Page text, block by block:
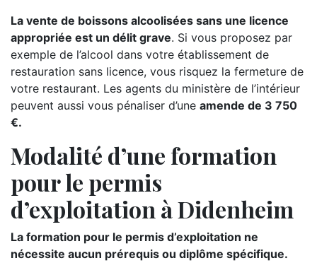
La vente de boissons alcoolisées sans une licence
appropriée est un délit grave. Si vous proposez par
exemple de l’alcool dans votre établissement de
restauration sans licence, vous risquez la fermeture de
votre restaurant. Les agents du ministère de l’intérieur
peuvent aussi vous pénaliser d’une amende de 3 750
€.
Modalité d’une formation
pour le permis
d’exploitation à Didenheim
La formation pour le permis d’exploitation ne
nécessite aucun prérequis ou diplôme spécifique.